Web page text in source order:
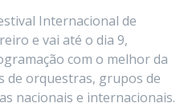
Internacional de
e vai até o dia 9,
com o melhor da
de orquestras, grupos de
nacionais e internacionais.